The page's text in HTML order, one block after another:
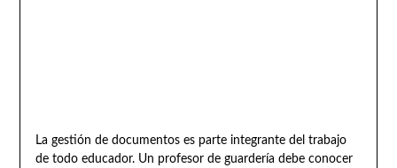
La gestión de documentos es parte integrante del trabajo
de todo educador. Un profesor de guardería debe conocer